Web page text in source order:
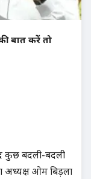
बात करें तो
कुछ बदली-बदली
अध्यक्ष ओम बिड़ला